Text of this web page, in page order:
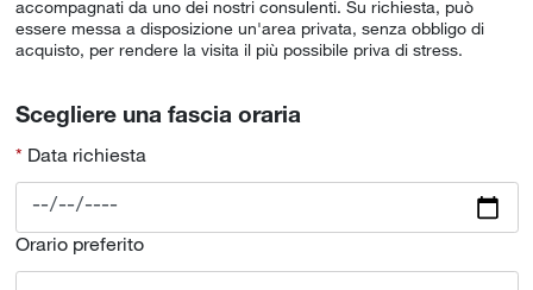
accompagnati da uno dei nostri consulenti. Su richiesta, può
essere messa a disposizione un'area privata, senza obbligo di
acquisto, per rendere la visita il più possibile priva di stress.
Scegliere una fascia oraria
Data richiesta
Orario preferito